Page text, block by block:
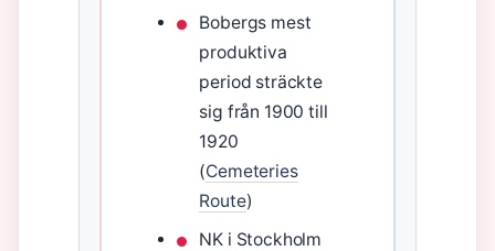
Bobergs mest
produktiva
period sträckte
sig från 1900 till
1920
(Cemeteries
Route)
NK i Stockholm